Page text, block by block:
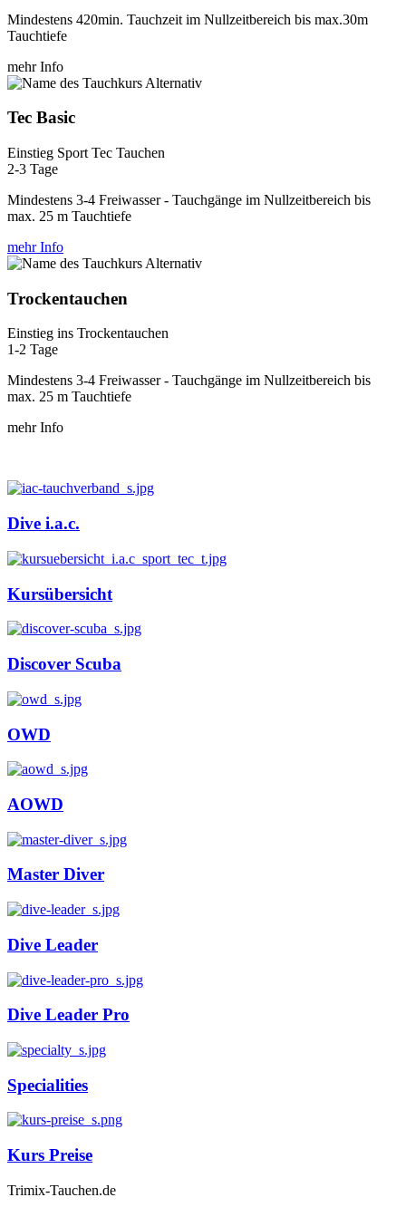
Mindestens 420min. Tauchzeit im Nullzeitbereich bis max.30m
Tauchtiefe
mehr Info
Tec Basic
Einstieg Sport Tec Tauchen
2-3 Tage
Mindestens 3-4 Freiwasser - Tauchgänge im Nullzeitbereich bis
max. 25 m Tauchtiefe
mehr Info
Trockentauchen
Einstieg ins Trockentauchen
1-2 Tage
Mindestens 3-4 Freiwasser - Tauchgänge im Nullzeitbereich bis
max. 25 m Tauchtiefe
mehr Info
Dive i.a.c.
Kursübersicht
Discover Scuba
OWD
AOWD
Master Diver
Dive Leader
Dive Leader Pro
Specialities
Kurs Preise
Trimix-Tauchen.de